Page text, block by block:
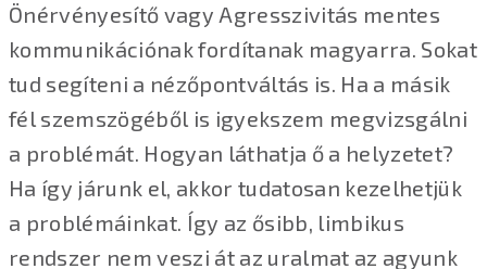
Önérvényesítő vagy Agresszivitás mentes
kommunikációnak fordítanak magyarra. Sokat
tud segíteni a nézőpontváltás is. Ha a másik
fél szemszögéből is igyekszem megvizsgálni
a problémát. Hogyan láthatja ő a helyzetet?
Ha így járunk el, akkor tudatosan kezelhetjük
a problémáinkat. Így az ősibb, limbikus
rendszer nem veszi át az uralmat az agyunk